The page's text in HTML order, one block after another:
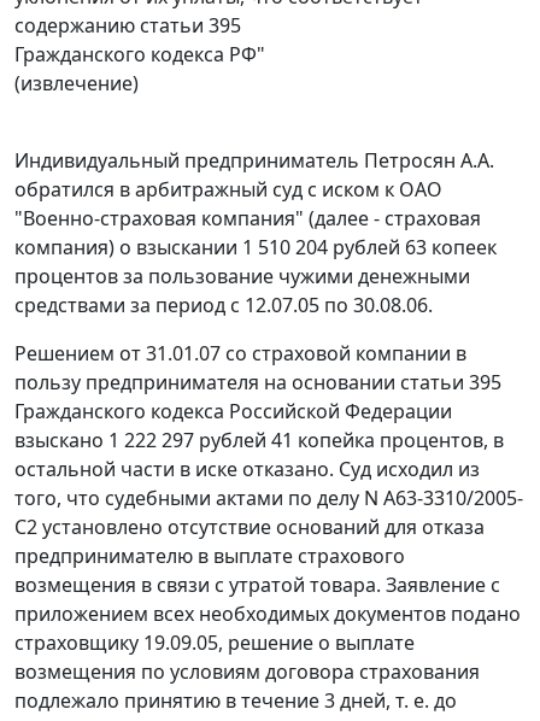
содержанию статьи 395
Гражданского кодекса РФ"
(извлечение)
Индивидуальный предприниматель Петросян А.А.
обратился в арбитражный суд с иском к ОАО
"Военно-страховая компания" (далее - страховая
компания) о взыскании 1 510 204 рублей 63 копеек
процентов за пользование чужими денежными
средствами за период с 12.07.05 по 30.08.06.
Решением от 31.01.07 со страховой компании в
пользу предпринимателя на основании статьи 395
Гражданского кодекса Российской Федерации
взыскано 1 222 297 рублей 41 копейка процентов, в
остальной части в иске отказано. Суд исходил из
того, что судебными актами по делу N А63-3310/2005-
С2 установлено отсутствие оснований для отказа
предпринимателю в выплате страхового
возмещения в связи с утратой товара. Заявление с
приложением всех необходимых документов подано
страховщику 19.09.05, решение о выплате
возмещения по условиям договора страхования
подлежало принятию в течение 3 дней, т. е. до